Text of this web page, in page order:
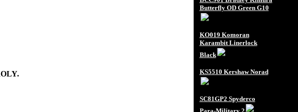
Butterfly OD Green G10
KO019 Komoran
Karambit Linerlock
Black
KS5510 Kershaw Norad
SC81GP2 Spyderco